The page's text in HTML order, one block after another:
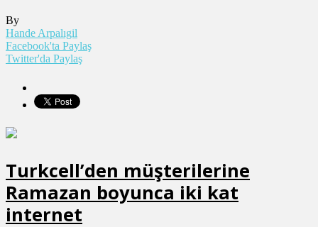
By
Hande Arpalıgil
Facebook'ta Paylaş
Twitter'da Paylaş
Turkcell’den müşterilerine
Ramazan boyunca iki kat
internet